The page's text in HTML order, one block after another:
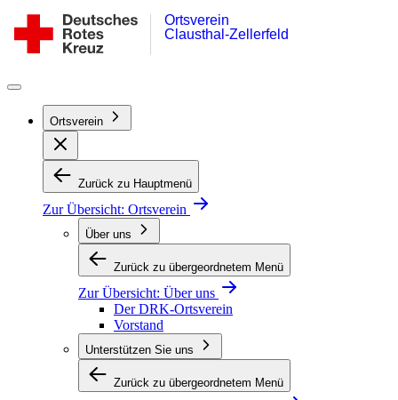
Inhalt
springen
Ortsverein
Clausthal-
Clausthal-Zellerfeld
Ortsverein
Ortsverein
Zurück zu Hauptmenü
Zur Übersicht: Ortsverein
Über uns
Zurück zu übergeordnetem Menü
Zur Übersicht: Über uns
Der DRK-Ortsverein
Vorstand
Unterstützen Sie uns
Zurück zu übergeordnetem Menü